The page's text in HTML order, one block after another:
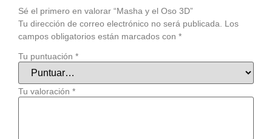
Sé el primero en valorar “Masha y el Oso 3D”
Tu dirección de correo electrónico no será publicada. Los
campos obligatorios están marcados con *
Tu puntuación *
Tu valoración *